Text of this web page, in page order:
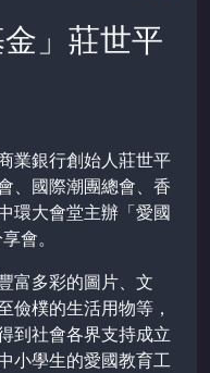
」莊世平
業銀行創始人莊世平
、國際潮團總會、香
環大會堂主辦「愛國
會。
富多彩的圖片、文
儉樸的生活用物等，
到社會各界支持成立
小學生的愛國教育工